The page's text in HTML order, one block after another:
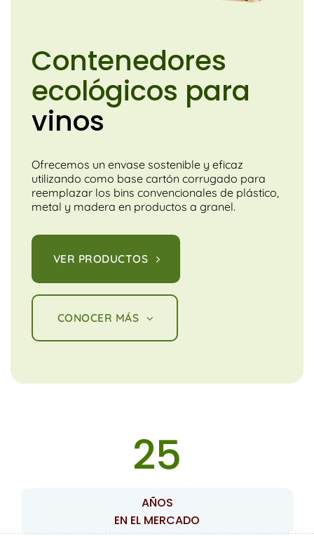
Contenedores
ecológicos para
frutas
Ofrecemos un envase sostenible y eficaz
utilizando como base cartón corrugado para
reemplazar los bins convencionales de plástico,
metal y madera en productos a granel.
VER PRODUCTOS
CONOCER MÁS
25
AÑOS
EN EL MERCADO